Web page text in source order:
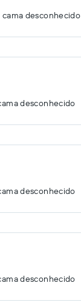
desconhecido
desconhecido
desconhecido
desconhecido